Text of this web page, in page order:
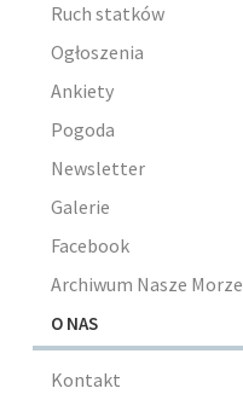
Ruch statków
Ogłoszenia
Ankiety
Pogoda
Newsletter
Galerie
Facebook
Archiwum Nasze Morze
O NAS
Kontakt